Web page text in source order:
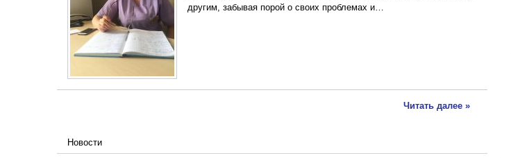
другим, забывая порой о своих проблемах и…
Читать далее »
Новости